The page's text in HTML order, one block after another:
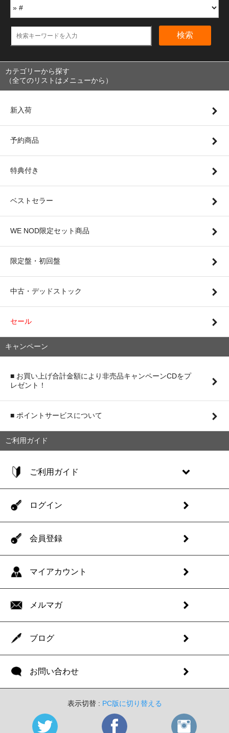
検索
カテゴリーから探す
（全てのリストはメニューから）
新入荷
予約商品
特典付き
ベストセラー
WE NOD限定セット商品
限定盤・初回盤
中古・デッドストック
セール
キャンペーン
■ お買い上げ合計金額により非売品キャンペーンCDをプ
レゼント！
■ ポイントサービスについて
ご利用ガイド
ご利用ガイド
ログイン
会員登録
マイアカウント
メルマガ
ブログ
お問い合わせ
表示切替 : PC版に切り替える